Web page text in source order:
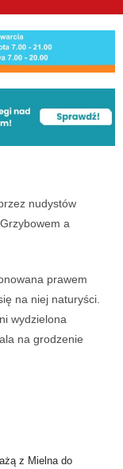
nudystów
a
prawem
na niej naturyści.
wydzielona
na grodzenie
z Mielna do